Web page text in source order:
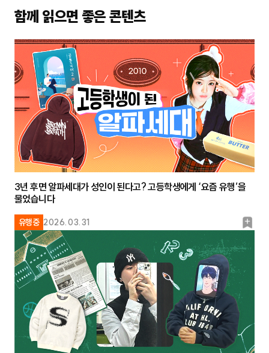
함께 읽으면 좋은 콘텐츠
유행중 2026.03.31
북
마
3년 후면 알파세대가 성인이 된다고? 고등학생에게 ‘요즘 유행’을
물었습니다